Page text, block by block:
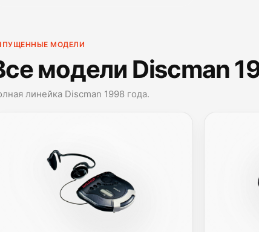
МОДЕЛИ
модели Discman
линейка Discman 1998 года.